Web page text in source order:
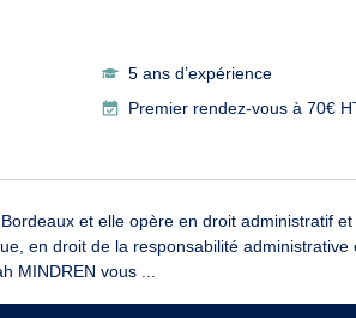
5 ans d’expérience
Premier rendez-vous à 70€
et elle opère en droit administratif
en droit de la responsabilité
MINDREN vous ...